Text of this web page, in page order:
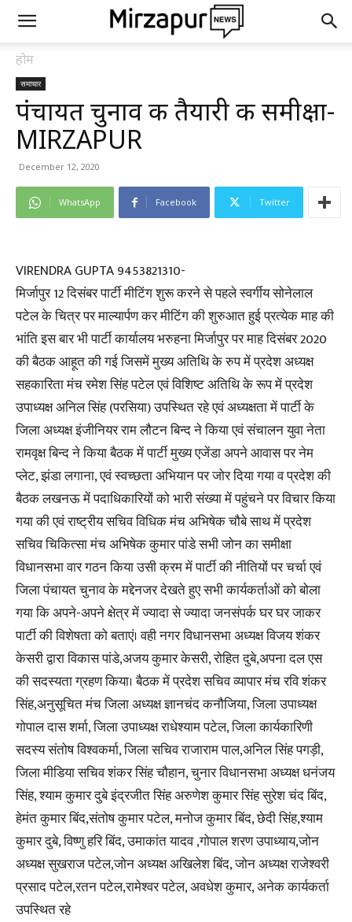
होम
समाचार
पंचायत चुनाव की तैयारी की समीक्षा-
MIRZAPUR
December 12, 2020
WhatsApp Facebook Twitter
VIRENDRA GUPTA 9453821310-
मिर्जापुर 12 दिसंबर पार्टी मीटिंग शुरू करने से पहले स्वर्गीय सोनेलाल
पटेल के चित्र पर माल्यार्पण कर मीटिंग की शुरुआत हुई प्रत्येक माह की
भांति इस बार भी पार्टी कार्यालय भरुहना मिर्जापुर पर माह दिसंबर 2020
की बैठक आहूत की गई जिसमें मुख्य अतिथि के रुप में प्रदेश अध्यक्ष
सहकारिता मंच रमेश सिंह पटेल एवं विशिष्ट अतिथि के रूप में प्रदेश
उपाध्यक्ष अनिल सिंह (परसिया) उपस्थित रहे एवं अध्यक्षता में पार्टी के
जिला अध्यक्ष इंजीनियर राम लौटन बिन्द ने किया एवं संचालन युवा नेता
रामवृक्ष बिन्द ने किया बैठक में पार्टी मुख्य एजेंडा अपने आवास पर नेम
प्लेट, झंडा लगाना, एवं स्वच्छता अभियान पर जोर दिया गया व प्रदेश की
बैठक लखनऊ में पदाधिकारियों को भारी संख्या में पहुंचने पर विचार किया
गया की एवं राष्ट्रीय सचिव विधिक मंच अभिषेक चौबे साथ में प्रदेश
सचिव चिकित्सा मंच अभिषेक कुमार पांडे सभी जोन का समीक्षा
विधानसभा वार गठन किया उसी क्रम में पार्टी की नीतियों पर चर्चा एवं
जिला पंचायत चुनाव के मद्देनजर देखते हुए सभी कार्यकर्ताओं को बोला
गया कि अपने-अपने क्षेत्र में ज्यादा से ज्यादा जनसंपर्क घर घर जाकर
पार्टी की विशेषता को बताएं‌। वही नगर विधानसभा अध्यक्ष विजय शंकर
केसरी द्वारा विकास पांडे,अजय कुमार केसरी, रोहित दुबे,अपना दल एस
की सदस्यता ग्रहण किया। बैठक में प्रदेश सचिव व्यापार मंच रवि शंकर
सिंह,अनुसूचित मंच जिला अध्यक्ष ज्ञानचंद कनौजिया, जिला उपाध्यक्ष
गोपाल दास शर्मा, जिला उपाध्यक्ष राधेश्याम पटेल, जिला कार्यकारिणी
सदस्य संतोष विश्वकर्मा, जिला सचिव राजाराम पाल,अनिल सिंह पगड़ी,
जिला मीडिया सचिव शंकर सिंह चौहान, चुनार विधानसभा अध्यक्ष धनंजय
सिंह, श्याम कुमार दुबे इंद्रजीत सिंह अरुणेश कुमार सिंह सुरेश चंद बिंद,
हेमंत कुमार बिंद,संतोष कुमार पटेल, मनोज कुमार बिंद, छेदी सिंह,श्याम
कुमार दुबे, विष्णु हरि बिंद, उमाकांत यादव ,गोपाल शरण उपाध्याय,जोन
अध्यक्ष सुखराज पटेल,जोन अध्यक्ष अखिलेश बिंद, जोन अध्यक्ष राजेश्वरी
प्रसाद पटेल,रतन पटेल,रामेश्वर पटेल, अवधेश कुमार, अनेक कार्यकर्ता
उपस्थित रहे